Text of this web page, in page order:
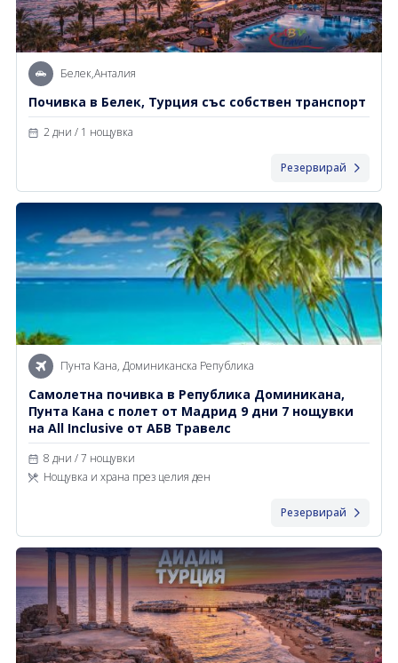
Белек,Анталия
Почивка в Белек, Турция със собствен транспорт
2 дни / 1 нощувка
Резервирай
Пунта Кана, Доминиканска Република
Самолетна почивка в Република Доминикана,
Пунта Кана с полет от Мадрид 9 дни 7 нощувки
на All Inclusive от АБВ Травелс
8 дни / 7 нощувки
Нощувка и храна през целия ден
Резервирай